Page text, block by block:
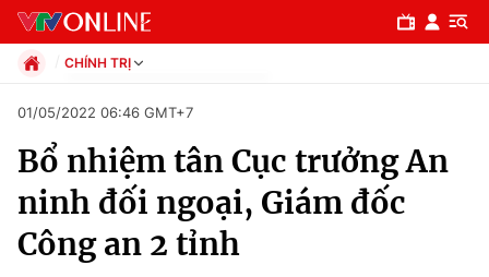
Chuyên mục
Chính trị
CHÍNH TRỊ
Xã hội
Pháp luật
Kinh tế
Thể thao
Truyền hình
Văn hóa - Giải trí
01/05/2022 06:46 GMT+7
Bổ nhiệm tân Cục trưởng An
ninh đối ngoại, Giám đốc
Công an 2 tỉnh